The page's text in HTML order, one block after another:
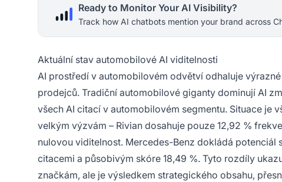
Ready to Monitor Your AI Visibility?
Track how AI chatbots mention your brand across
Aktuální stav automobilové AI viditelnosti
AI prostředí v automobilovém odvětví odhaluje
prodejců. Tradiční automobilové giganty dominují AI
všech AI citací v automobilovém segmentu. Situace je
velkým výzvám – Rivian dosahuje pouze 12,92 %
nulovou viditelnost. Mercedes-Benz dokládá potenciál
citacemi a působivým skóre 18,49 %. Tyto rozdíly
značkám, ale je výsledkem strategického obsahu,